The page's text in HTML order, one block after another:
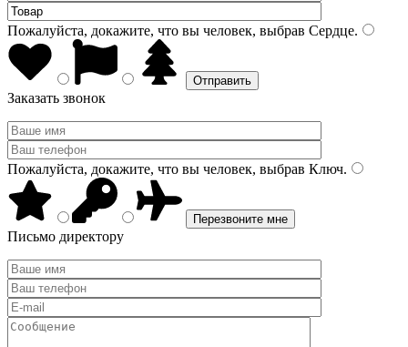
Пожалуйста, докажите, что вы человек, выбрав Сердце.
Заказать звонок
Пожалуйста, докажите, что вы человек, выбрав Ключ.
Письмо директору